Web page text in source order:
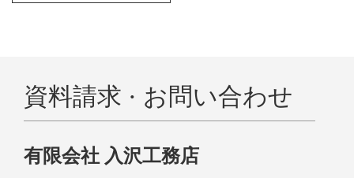
資料請求 · お問い合わせ
有限会社 入沢工務店